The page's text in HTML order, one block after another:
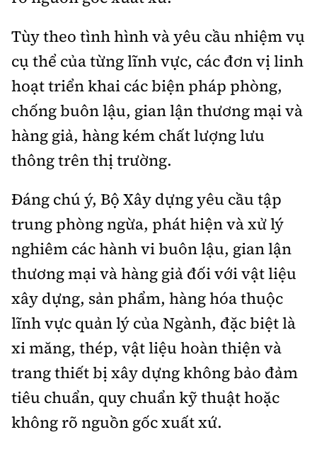
Tùy theo tình hình và yêu cầu nhiệm vụ
cụ thể của từng lĩnh vực, các đơn vị linh
hoạt triển khai các biện pháp phòng,
chống buôn lậu, gian lận thương mại và
hàng giả, hàng kém chất lượng lưu
thông trên thị trường.
Đáng chú ý, Bộ Xây dựng yêu cầu tập
trung phòng ngừa, phát hiện và xử lý
nghiêm các hành vi buôn lậu, gian lận
thương mại và hàng giả đối với vật liệu
xây dựng, sản phẩm, hàng hóa thuộc
lĩnh vực quản lý của Ngành, đặc biệt là
xi măng, thép, vật liệu hoàn thiện và
trang thiết bị xây dựng không bảo đảm
tiêu chuẩn, quy chuẩn kỹ thuật hoặc
không rõ nguồn gốc xuất xứ.